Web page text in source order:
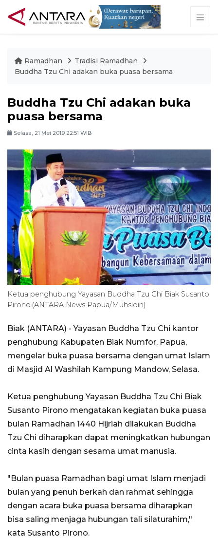
Ramadhan
Tradisi Ramadhan
Buddha Tzu Chi adakan buka puasa bersama
Buddha Tzu Chi adakan buka
puasa bersama
Selasa, 21 Mei 2019 22:51 WIB
Ketua penghubung Yayasan Buddha Tzu Chi Biak Susanto
Pirono.(ANTARA News Papua/Muhsidin)
Biak (ANTARA) - Yayasan Buddha Tzu Chi kantor
penghubung Kabupaten Biak Numfor, Papua,
mengelar buka puasa bersama dengan umat Islam
di Masjid Al Washilah Kampung Mandow, Selasa.
Ketua penghubung Yayasan Buddha Tzu Chi Biak
Susanto Pirono mengatakan kegiatan buka puasa
bulan Ramadhan 1440 Hijriah dilakukan Buddha
Tzu Chi diharapkan dapat meningkatkan hubungan
cinta kasih dengan sesama umat manusia.
"Bulan puasa Ramadhan bagi umat Islam menjadi
bulan yang penuh berkah dan rahmat sehingga
dengan acara buka puasa bersama diharapkan
bisa saling menjaga hubungan tali silaturahim,"
kata Susanto Pirono.